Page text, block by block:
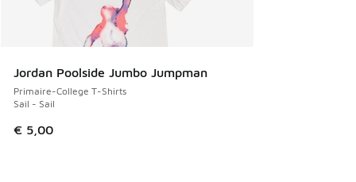
Jordan Poolside Jumbo Jumpman
Primaire-College T-Shirts
Sail - Sail
€ 5,00